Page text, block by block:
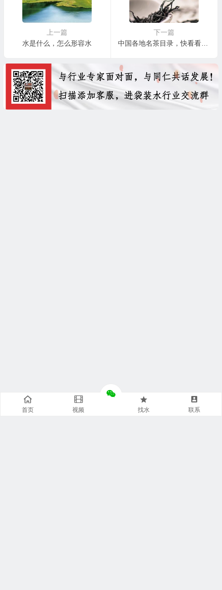
上一篇
水是什么，怎么形容水
下一篇
中国各地名茶目录，快看看你爱喝的茶产自哪里吧
首页 视频 找水 联系